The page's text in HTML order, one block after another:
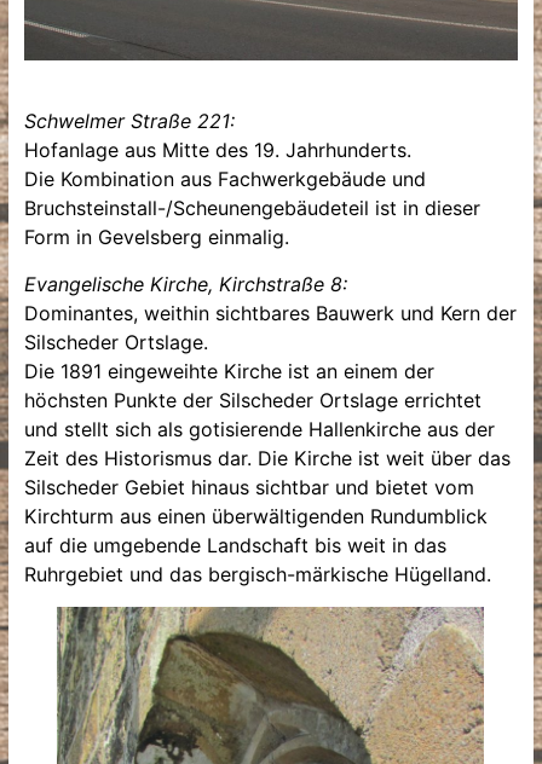
Schwelmer Straße 221:
Hofanlage aus Mitte des 19. Jahrhunderts.
Die Kombination aus Fachwerkgebäude und
Bruchsteinstall-/Scheunengebäudeteil ist in dieser
Form in Gevelsberg einmalig.
Evangelische Kirche, Kirchstraße 8:
Dominantes, weithin sichtbares Bauwerk und Kern der
Silscheder Ortslage.
Die 1891 eingeweihte Kirche ist an einem der
höchsten Punkte der Silscheder Ortslage errichtet
und stellt sich als gotisierende Hallenkirche aus der
Zeit des Historismus dar. Die Kirche ist weit über das
Silscheder Gebiet hinaus sichtbar und bietet vom
Kirchturm aus einen überwältigenden Rundumblick
auf die umgebende Landschaft bis weit in das
Ruhrgebiet und das bergisch-märkische Hügelland.